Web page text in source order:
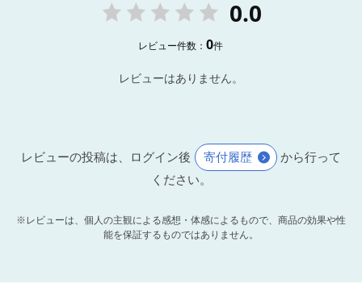
0.0
レビュー件数：0件
レビューはありません。
レビューの投稿は、ログイン後 寄付履歴
から行って
ください。
※レビューは、個人の主観による感想・体感によるもので、商品の効果や性
能を保証するものではありません。